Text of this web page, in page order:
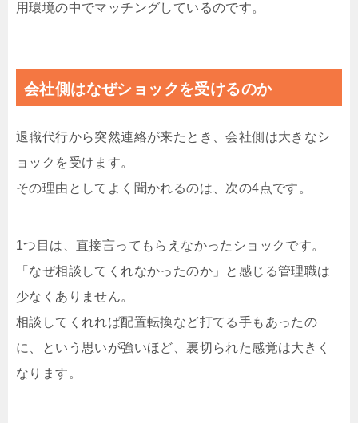
用環境の中でマッチングしているのです。
会社側はなぜショックを受けるのか
退職代行から突然連絡が来たとき、会社側は大きなシ
ョックを受けます。
その理由としてよく聞かれるのは、次の4点です。
1つ目は、直接言ってもらえなかったショックです。
「なぜ相談してくれなかったのか」と感じる管理職は
少なくありません。
相談してくれれば配置転換など打てる手もあったの
に、という思いが強いほど、裏切られた感覚は大きく
なります。